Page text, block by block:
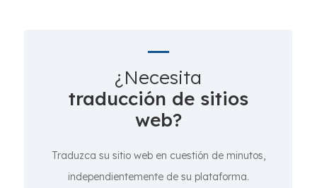
¿Necesita
traducción de sitios
web?
Traduzca su sitio web en cuestión de minutos,
independientemente de su plataforma.